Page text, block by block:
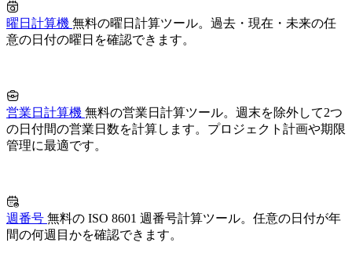
曜日計算機 無料の曜日計算ツール。過去・現在・未来の任
意の日付の曜日を確認できます。
営業日計算機 無料の営業日計算ツール。週末を除外して2つ
の日付間の営業日数を計算します。プロジェクト計画や期限
管理に最適です。
週番号 無料の ISO 8601 週番号計算ツール。任意の日付が年
間の何週目かを確認できます。